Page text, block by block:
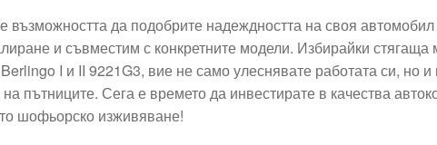
възможността да подобрите надеждността на своя автомобил
и съвместим с конкретните модели. Избирайки
I и II 9221G3, вие не само улеснявате работата си, но и
на пътниците. Сега е времето да инвестирате в качества
шофьорско изживяване!